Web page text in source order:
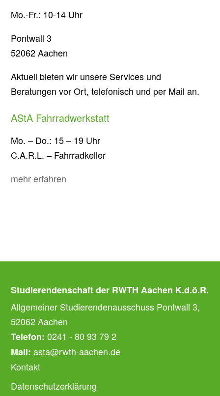
Mo.-Fr.: 10-14 Uhr
Pontwall 3
52062 Aachen
Aktuell bieten wir unsere Services und
Beratungen vor Ort, telefonisch und per Mail an.
AStA Fahrradwerkstatt
Mo. – Do.: 15 – 19 Uhr
C.A.R.L. – Fahrradkeller
mehr erfahren
Studierendenschaft der RWTH Aachen K.d.ö.R.
Allgemeiner Studierendenausschuss Pontwall 3,
52062 Aachen
Telefon: 0241 - 80 93 79 2
Mail: asta@rwth-aachen.de
Kontakt
Datenschutzerklärung